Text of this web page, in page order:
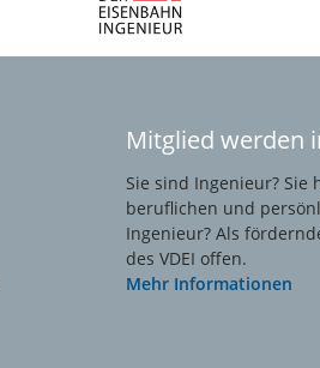
Mitglied werden
Sie sind Ingenieur? Sie
beruflichen und
Ingenieur? Als
des VDEI offen.
Mehr Informationen